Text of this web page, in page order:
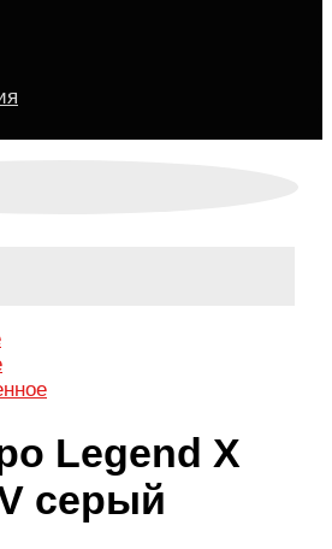
Legend X
серый